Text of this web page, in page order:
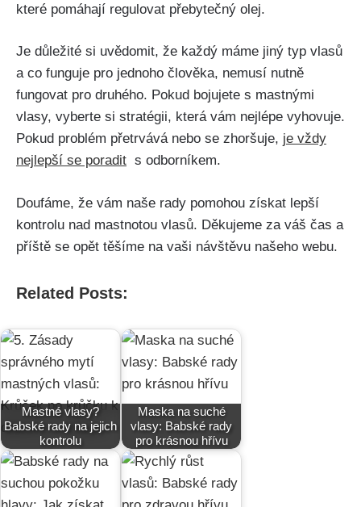
které pomáhají regulovat přebytečný ​olej.
Je důležité‌ si uvědomit, že⁣ každý máme⁣ jiný typ vlasů
a co funguje pro ​jednoho člověka, nemusí​ nutně
fungovat pro ​druhého. Pokud ​bojujete s ‌mastnými
vlasy, vyberte si⁤ stratégii,​ která ⁣vám nejlépe⁢ vyhovuje.
Pokud problém přetrvává nebo se zhoršuje, je ​vždy
nejlepší se poradit ⁣ s‍ odborníkem.
Doufáme, že vám naše rady‌ pomohou získat‍ lepší⁤
kontrolu nad mastnotou​ vlasů.⁣ Děkujeme za váš čas a
příště se opět‍ těšíme na vaši ‍návštěvu našeho⁣ webu. ‌
Related Posts:
Mastné vlasy?
Babské rady na jejich
kontrolu
Maska na suché
vlasy: Babské rady
pro krásnou hřívu